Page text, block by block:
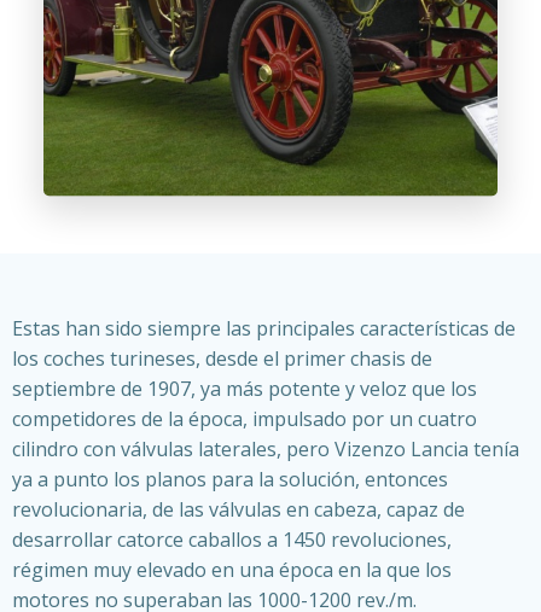
Estas han sido siempre las principales características de
los coches turineses, desde el primer chasis de
septiembre de 1907, ya más potente y veloz que los
competidores de la época, impulsado por un cuatro
cilindro con válvulas laterales, pero Vizenzo Lancia tenía
ya a punto los planos para la solución, entonces
revolucionaria, de las válvulas en cabeza, capaz de
desarrollar catorce caballos a 1450 revoluciones,
régimen muy elevado en una época en la que los
motores no superaban las 1000-1200 rev./m.